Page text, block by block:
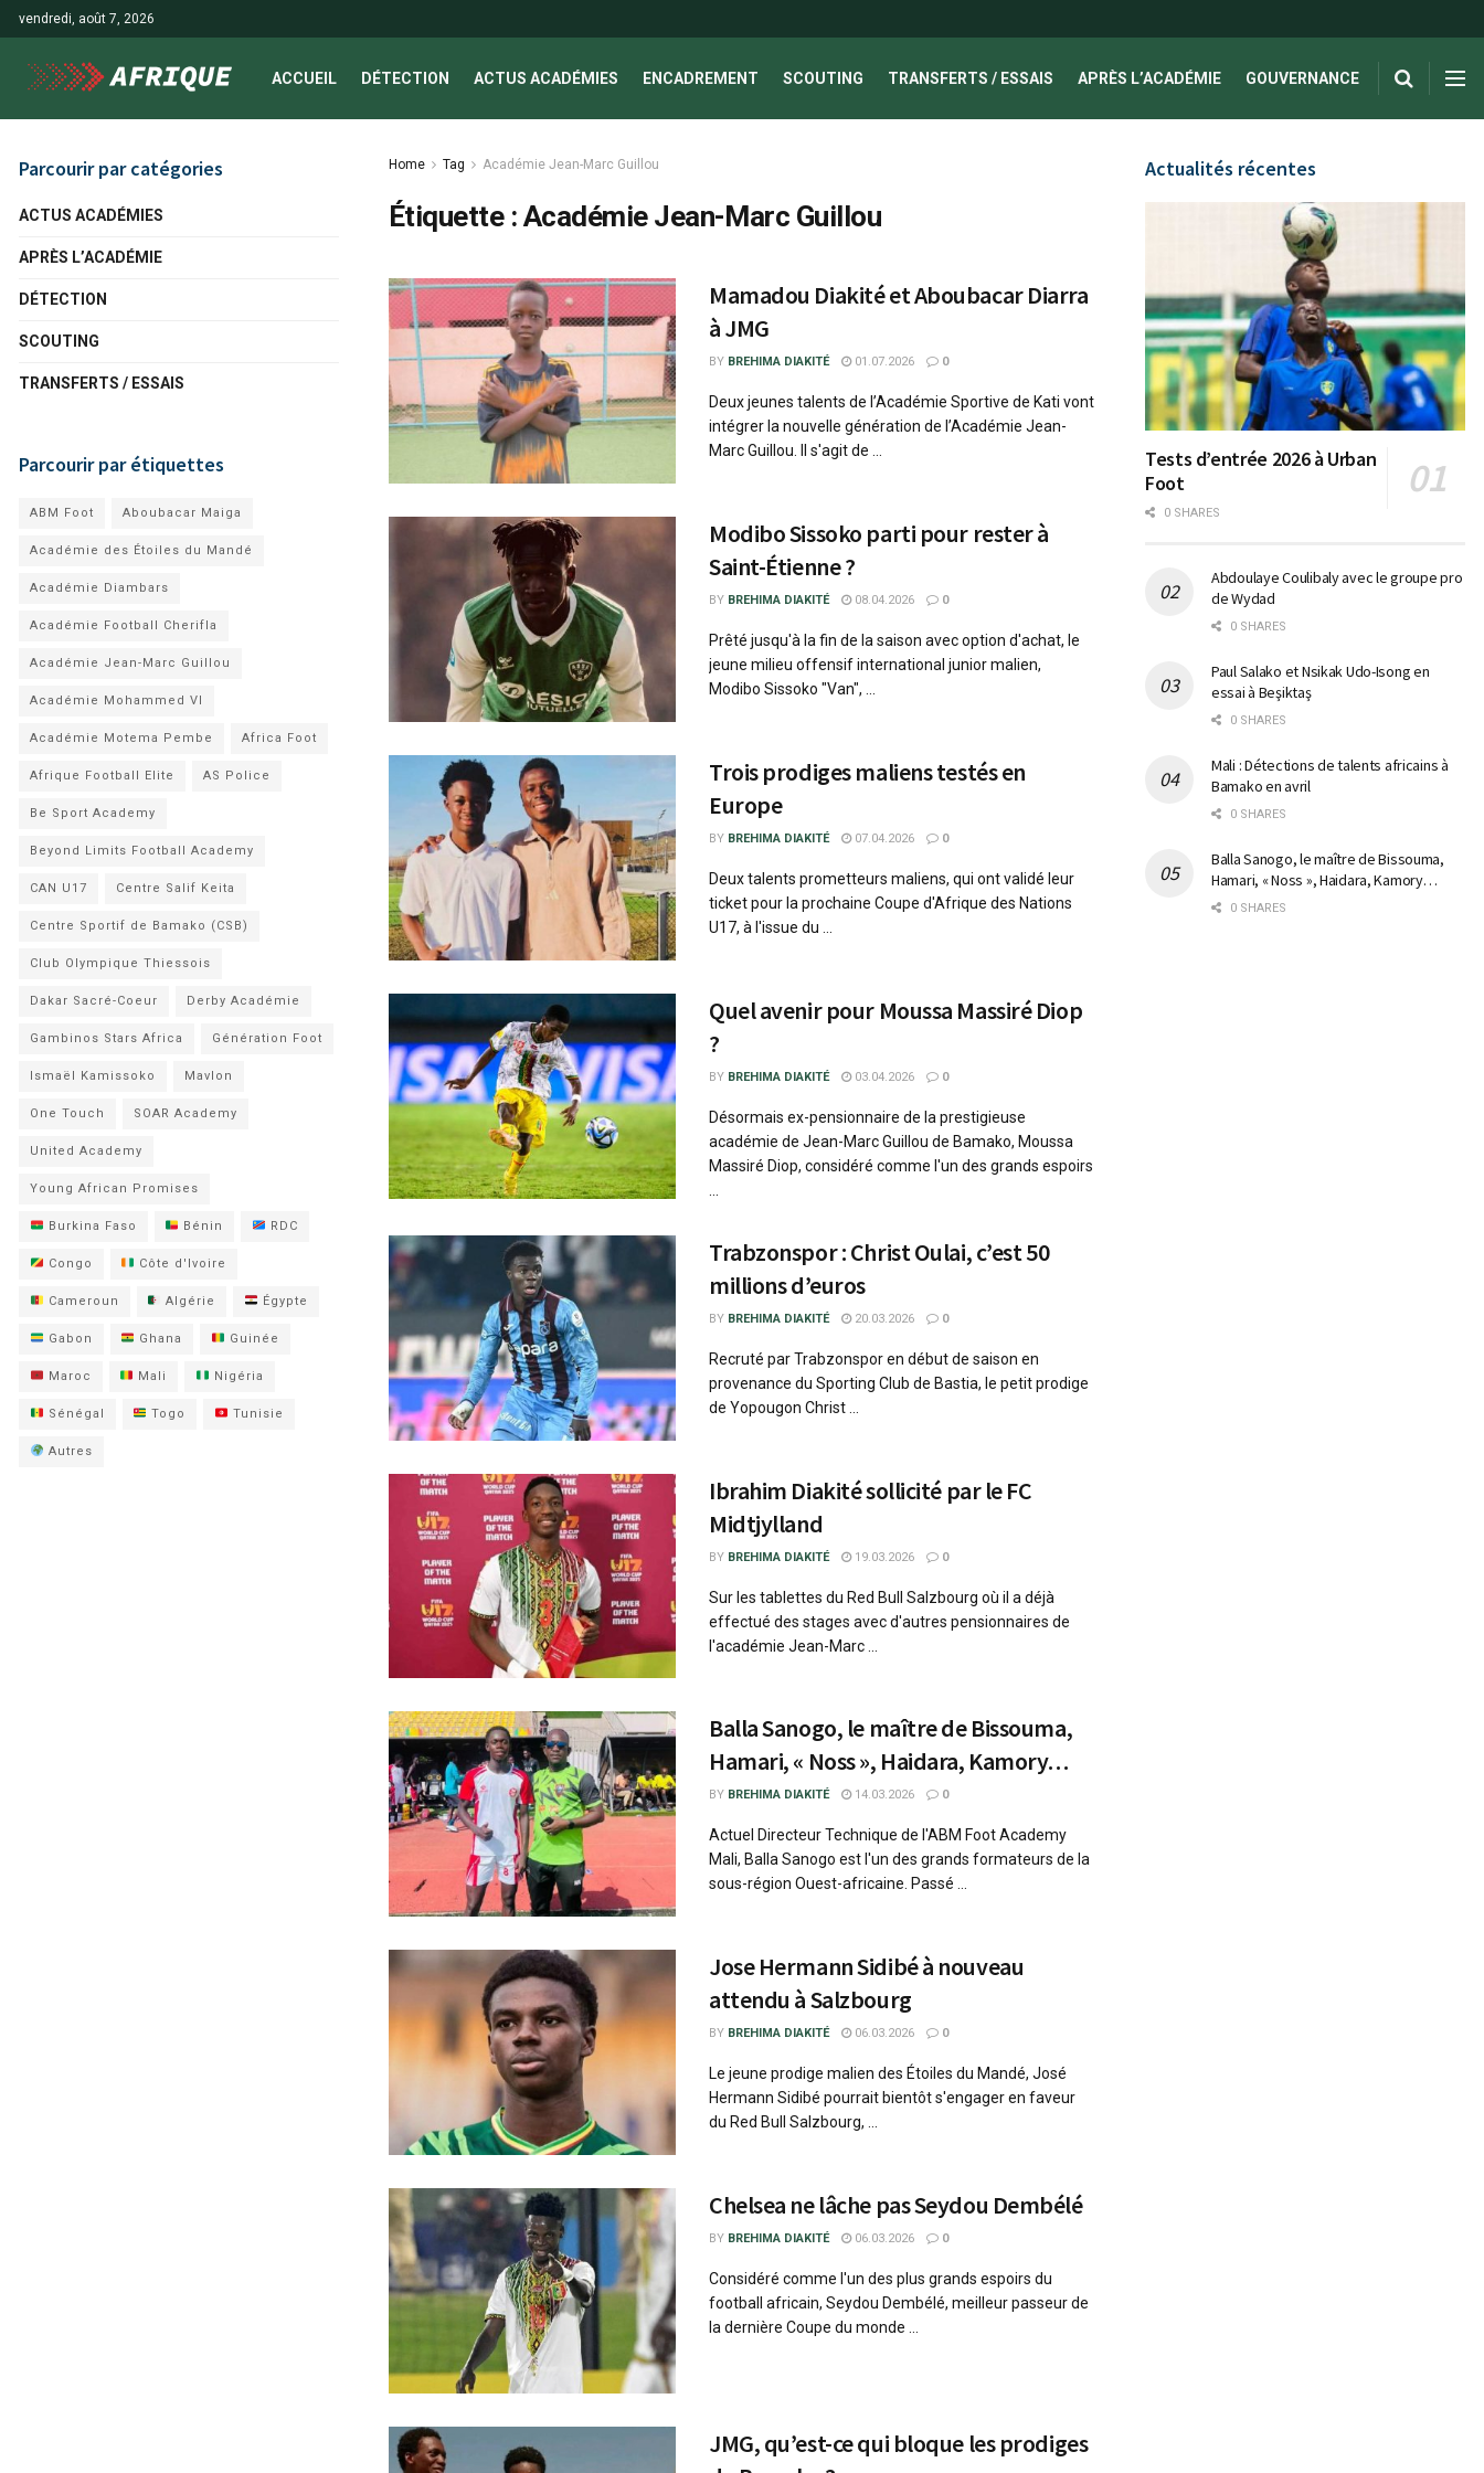
vendredi, août 7, 2026
ACCUEIL DÉTECTION ACTUS ACADÉMIES ENCADREMENT SCOUTING TRANSFERTS / ESSAIS APRÈS L’ACADÉMIE GOUVERNANCE
Home Tag Académie Jean-Marc Guillou
Étiquette : Académie Jean-Marc Guillou
Mamadou Diakité et Aboubacar Diarra
à JMG
BY BREHIMA DIAKITÉ 01.07.2026 0
Deux jeunes talents de l’Académie Sportive de Kati vont
intégrer la nouvelle génération de l’Académie Jean-
Marc Guillou. Il s'agit de ...
Modibo Sissoko parti pour rester à
Saint-Étienne ?
BY BREHIMA DIAKITÉ 08.04.2026 0
Prêté jusqu'à la fin de la saison avec option d'achat, le
jeune milieu offensif international junior malien,
Modibo Sissoko "Van", ...
Trois prodiges maliens testés en
Europe
BY BREHIMA DIAKITÉ 07.04.2026 0
Deux talents prometteurs maliens, qui ont validé leur
ticket pour la prochaine Coupe d'Afrique des Nations
U17, à l'issue du ...
Quel avenir pour Moussa Massiré Diop
?
BY BREHIMA DIAKITÉ 03.04.2026 0
Désormais ex-pensionnaire de la prestigieuse
académie de Jean-Marc Guillou de Bamako, Moussa
Massiré Diop, considéré comme l'un des grands espoirs
Trabzonspor : Christ Oulai, c’est 50
millions d’euros
BY BREHIMA DIAKITÉ 20.03.2026 0
Recruté par Trabzonspor en début de saison en
provenance du Sporting Club de Bastia, le petit prodige
de Yopougon Christ ...
Ibrahim Diakité sollicité par le FC
Midtjylland
BY BREHIMA DIAKITÉ 19.03.2026 0
Sur les tablettes du Red Bull Salzbourg où il a déjà
effectué des stages avec d'autres pensionnaires de
l'académie Jean-Marc ...
Balla Sanogo, le maître de Bissouma,
Hamari, « Noss », Haidara, Kamory…
BY BREHIMA DIAKITÉ 14.03.2026 0
Actuel Directeur Technique de l'ABM Foot Academy
Mali, Balla Sanogo est l'un des grands formateurs de la
sous-région Ouest-africaine. Passé ...
Jose Hermann Sidibé à nouveau
attendu à Salzbourg
BY BREHIMA DIAKITÉ 06.03.2026 0
Le jeune prodige malien des Étoiles du Mandé, José
Hermann Sidibé pourrait bientôt s'engager en faveur
du Red Bull Salzbourg, ...
Chelsea ne lâche pas Seydou Dembélé
BY BREHIMA DIAKITÉ 06.03.2026 0
Considéré comme l'un des plus grands espoirs du
football africain, Seydou Dembélé, meilleur passeur de
la dernière Coupe du monde ...
JMG, qu’est-ce qui bloque les prodiges
Parcourir par catégories
ACTUS ACADÉMIES
APRÈS L’ACADÉMIE
DÉTECTION
SCOUTING
TRANSFERTS / ESSAIS
Parcourir par étiquettes
ABM Foot Aboubacar Maiga
Académie des Étoiles du Mandé
Académie Diambars
Académie Football Cherifla
Académie Jean-Marc Guillou
Académie Mohammed VI
Académie Motema Pembe Africa Foot
Afrique Football Elite AS Police
Be Sport Academy
Beyond Limits Football Academy
CAN U17 Centre Salif Keita
Centre Sportif de Bamako (CSB)
Club Olympique Thiessois
Dakar Sacré-Coeur Derby Académie
Gambinos Stars Africa Génération Foot
Ismaël Kamissoko Mavlon
One Touch SOAR Academy
United Academy
Young African Promises
Burkina Faso Bénin RDC
Congo Côte d'Ivoire
Cameroun Algérie Égypte
Gabon Ghana Guinée
Maroc Mali Nigéria
Sénégal Togo Tunisie
Autres
Actualités récentes
Tests d’entrée 2026 à Urban
Foot
0 SHARES
Abdoulaye Coulibaly avec le groupe pro
de Wydad
0 SHARES
Paul Salako et Nsikak Udo-Isong en
essai à Beşiktaş
0 SHARES
Mali : Détections de talents africains à
Bamako en avril
0 SHARES
Balla Sanogo, le maître de Bissouma,
Hamari, « Noss », Haidara, Kamory…
0 SHARES